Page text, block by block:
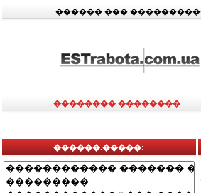
������ ���
�������� ��������
������.�����: